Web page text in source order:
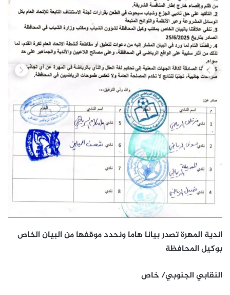
اندية المهرة تصدر بيانا هاما ونحدد موقفها من البيان الخاص
بوكيل المحافظة
النقابي الجنوبي/ خاص